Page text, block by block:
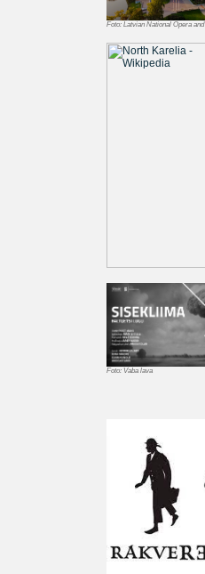
Foto: Latvian National Opera
Foto: Vaba lava